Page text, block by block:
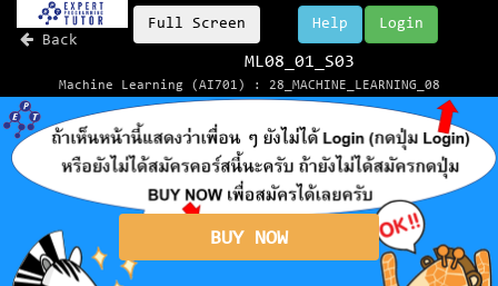
Back
Full Screen Login
Help
ML08_01_S03
Machine Learning (AI701) : 28_MACHINE_LEARNING_08
BUY NOW